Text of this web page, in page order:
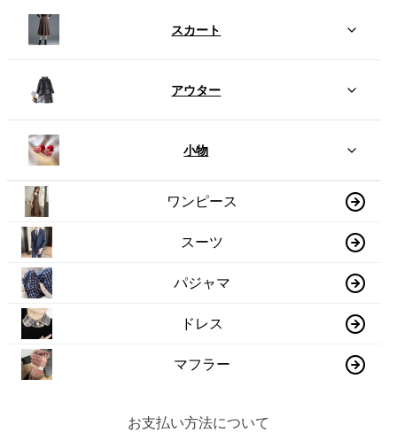
スカート
アウター
小物
ワンピース
スーツ
パジャマ
ドレス
マフラー
お支払い方法について